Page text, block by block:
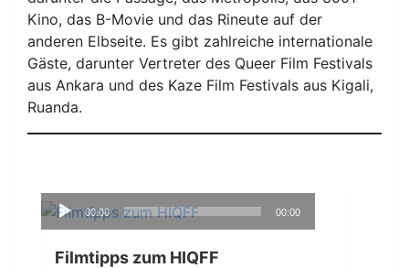
Kino, das B-Movie und das Rineute auf der
anderen Elbseite. Es gibt zahlreiche internationale
Gäste, darunter Vertreter des Queer Film Festivals
aus Ankara und des Kaze Film Festivals aus Kigali,
Ruanda.
Audio-
00:00 00:00
Filmtipps zum HIQFF